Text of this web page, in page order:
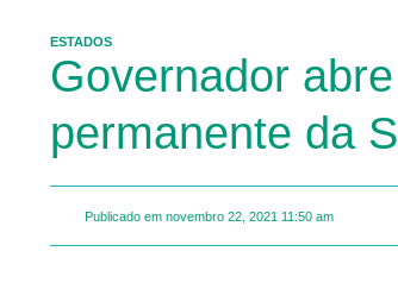
ESTADOS
Governador
permanente da
Publicado em novembro 22, 2021 11:50 am